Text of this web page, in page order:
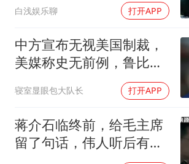
钟后系统瘫痪
白浅娱乐聊 打开APP
中方宣布无视美国制裁，
美媒称史无前例，鲁比
奥：或追加二次制裁
寝室显眼包大队长 打开APP
蒋介石临终前，给毛主席
留了句话，伟人听后有什